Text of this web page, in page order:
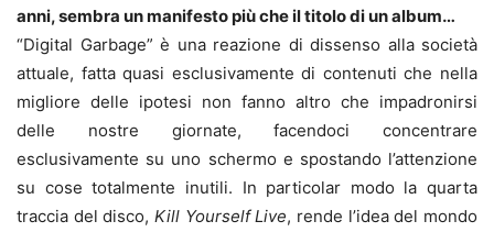
anni, sembra un manifesto più che il titolo di un album…
“Digital Garbage” è una reazione di dissenso alla società
attuale, fatta quasi esclusivamente di contenuti che nella
migliore delle ipotesi non fanno altro che impadronirsi
delle nostre giornate, facendoci concentrare
esclusivamente su uno schermo e spostando l’attenzione
su cose totalmente inutili. In particolar modo la quarta
traccia del disco, Kill Yourself Live, rende l’idea del mondo